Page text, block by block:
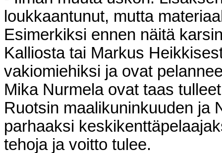
loukkaantunut, mutta
Esimerkiksi ennen näitä
Kalliosta tai Markus
vakiomiehiksi ja ovat
Mika Nurmela ovat taas
Ruotsin maalikuninkuuden ja
parhaaksi
tehoja ja voitto tulee.